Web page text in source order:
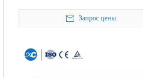
Запрос цены